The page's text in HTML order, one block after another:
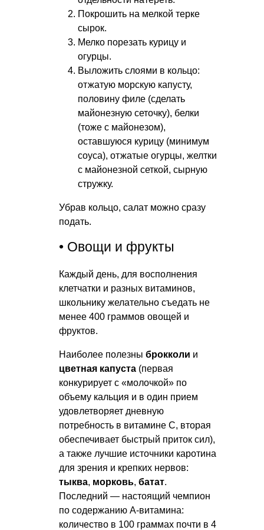
Покрошить на мелкой терке
сырок.
Мелко порезать курицу и
огурцы.
Выложить слоями в кольцо:
отжатую морскую капусту,
половину филе (сделать
майонезную сеточку), белки
(тоже с майонезом),
оставшуюся курицу (минимум
соуса), отжатые огурцы, желтки
с майонезной сеткой, сырную
стружку.
Убрав кольцо, салат можно сразу
подать.
• Овощи и фрукты
Каждый день, для восполнения
клетчатки и разных витаминов,
школьнику желательно съедать не
менее 400 граммов овощей и
фруктов.
Наиболее полезны брокколи и
цветная капуста (первая
конкурирует с «молочкой» по
объему кальция и в один прием
удовлетворяет дневную
потребность в витамине C, вторая
обеспечивает быстрый приток сил),
а также лучшие источники каротина
для зрения и крепких нервов:
тыква, морковь, батат.
Последний — настоящий чемпион
по содержанию A-витамина:
количество в 100 граммах почти в 4